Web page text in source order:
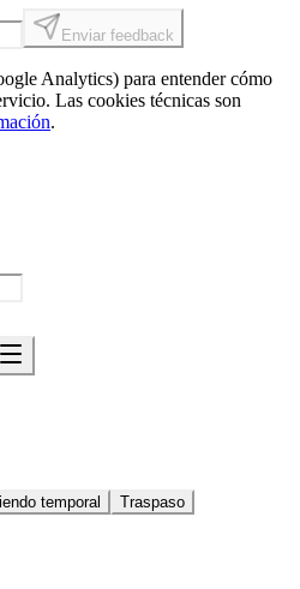
Enviar feedback
Analytics) para entender cómo
Las cookies técnicas son
.
temporal Traspaso